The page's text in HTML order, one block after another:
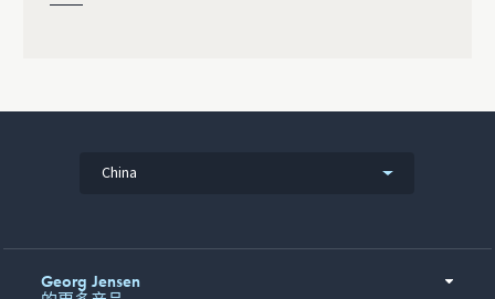
China
Georg Jensen